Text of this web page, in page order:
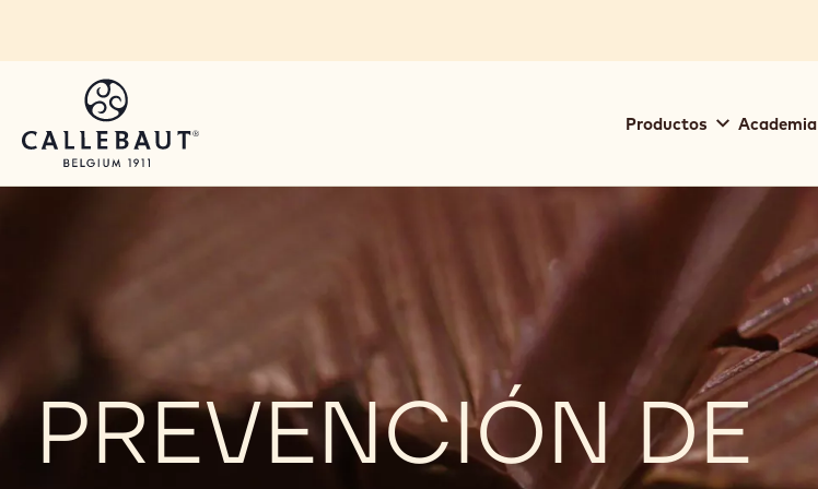
navigation
Productos Academia
PREVENCIÓN DE